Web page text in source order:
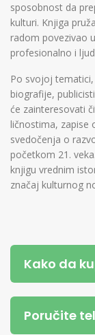
sposobnost da
kulturi. Knjiga
radom povezivao
profesionalno i
Po svojoj
biografije,
će zainteresovati
ličnostima, zapise
svedočenja o
početkom 21.
knjigu vrednim
značaj kulturnog
Kako da
Poručite